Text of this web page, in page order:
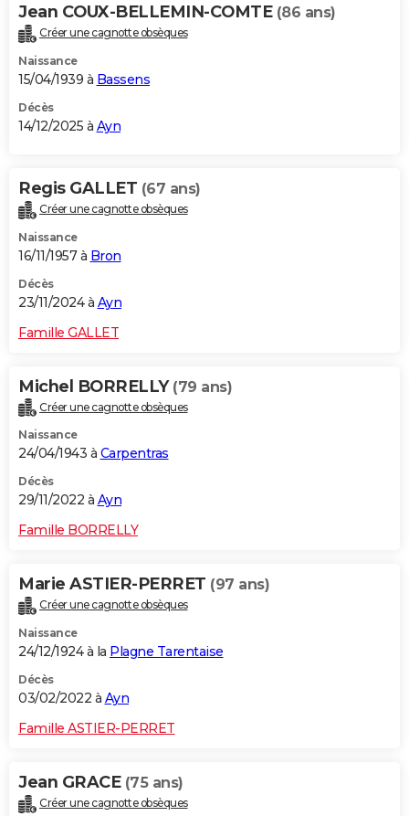
Jean COUX-BELLEMIN-COMTE (86 ans)
Créer une cagnotte obsèques
Naissance
15/04/1939 à Bassens
Décès
14/12/2025 à Ayn
Regis GALLET (67 ans)
Créer une cagnotte obsèques
Naissance
16/11/1957 à Bron
Décès
23/11/2024 à Ayn
Famille GALLET
Michel BORRELLY (79 ans)
Créer une cagnotte obsèques
Naissance
24/04/1943 à Carpentras
Décès
29/11/2022 à Ayn
Famille BORRELLY
Marie ASTIER-PERRET (97 ans)
Créer une cagnotte obsèques
Naissance
24/12/1924 à la Plagne Tarentaise
Décès
03/02/2022 à Ayn
Famille ASTIER-PERRET
Jean GRACE (75 ans)
Créer une cagnotte obsèques